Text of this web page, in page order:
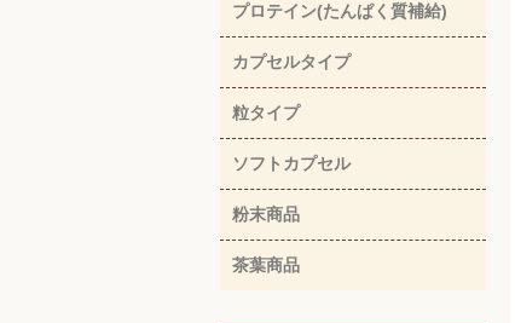
プロテイン(たんぱく質補給)
カプセルタイプ
粒タイプ
ソフトカプセル
粉末商品
茶葉商品